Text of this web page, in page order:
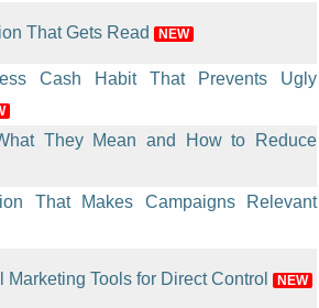
That Gets Read NEW
Cash Habit That Prevents Ugly
They Mean and How to Reduce
That Makes Campaigns Relevant
Marketing Tools for Direct Control NEW